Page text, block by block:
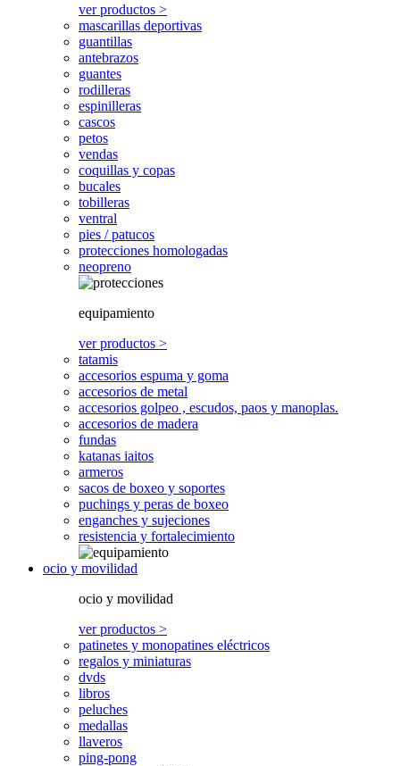
ver productos >
mascarillas deportivas
guantillas
antebrazos
guantes
rodilleras
espinilleras
cascos
petos
vendas
coquillas y copas
bucales
tobilleras
ventral
pies / patucos
protecciones homologadas
neopreno
equipamiento
ver productos >
tatamis
accesorios espuma y goma
accesorios de metal
accesorios golpeo , escudos, paos y manoplas.
accesorios de madera
fundas
katanas iaitos
armeros
sacos de boxeo y soportes
puchings y peras de boxeo
enganches y sujeciones
resistencia y fortalecimiento
ocio y movilidad
ocio y movilidad
ver productos >
patinetes y monopatines eléctricos
regalos y miniaturas
dvds
libros
peluches
medallas
llaveros
ping-pong